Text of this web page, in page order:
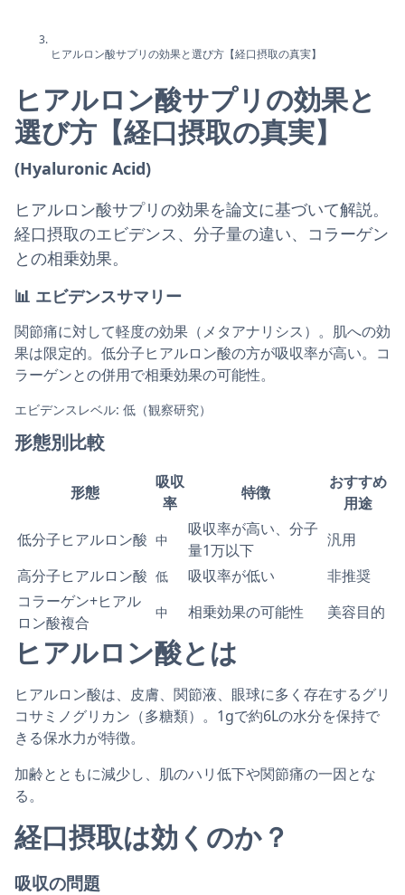
ヒアルロン酸サプリの効果と選び方【経口摂取の真実】
ヒアルロン酸サプリの効果と
選び方【経口摂取の真実】
(Hyaluronic Acid)
ヒアルロン酸サプリの効果を論文に基づいて解説。
経口摂取のエビデンス、分子量の違い、コラーゲン
との相乗効果。
📊 エビデンスサマリー
関節痛に対して軽度の効果（メタアナリシス）。肌への効
果は限定的。低分子ヒアルロン酸の方が吸収率が高い。コ
ラーゲンとの併用で相乗効果の可能性。
エビデンスレベル: 低（観察研究）
形態別比較
形態
吸収
率
特徴
おすすめ
用途
低分子ヒアルロン酸 中
吸収率が高い、分子
量1万以下
汎用
高分子ヒアルロン酸 低 吸収率が低い
非推奨
コラーゲン+ヒアル
ロン酸複合
中 相乗効果の可能性 美容目的
ヒアルロン酸とは
ヒアルロン酸は、皮膚、関節液、眼球に多く存在するグリ
コサミノグリカン（多糖類）。1gで約6Lの水分を保持で
きる保水力が特徴。
加齢とともに減少し、肌のハリ低下や関節痛の一因とな
る。
経口摂取は効くのか？
吸収の問題